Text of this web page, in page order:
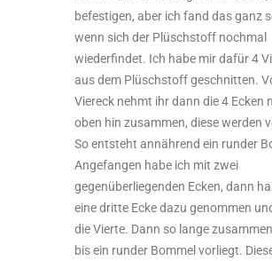
befestigen, aber ich fand das ganz
wenn sich der Plüschstoff nochmal
wiederfindet. Ich habe mir dafür 4
aus dem Plüschstoff geschnitten.
Viereck nehmt ihr dann die 4 Ecken
oben hin zusammen, diese werden
So entsteht annährend ein runder
Angefangen habe ich mit zwei
gegenüberliegenden Ecken, dann
eine dritte Ecke dazu genommen
die Vierte. Dann so lange
bis ein runder Bommel vorliegt.